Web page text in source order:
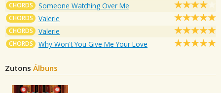
CHORDS Someone Watching Over Me
CHORDS Valerie
CHORDS Valerie
CHORDS Why Won't You Give Me Your Love
Zutons Álbuns